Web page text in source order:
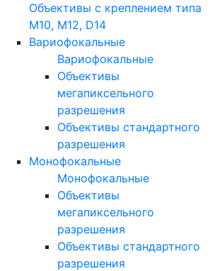
Объективы с креплением типа
M10, M12, D14
Вариофокальные
Вариофокальные
Объективы
мегапиксельного
разрешения
Объективы стандартного
разрешения
Монофокальные
Монофокальные
Объективы
мегапиксельного
разрешения
Объективы стандартного
разрешения